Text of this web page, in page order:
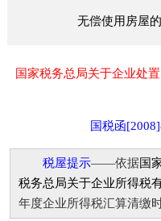
无偿使用房屋
国家税务总局关于企业处
国税函
税屋提示——依据国
税务总局关于企业所得税
年度企业所得税汇算清缴